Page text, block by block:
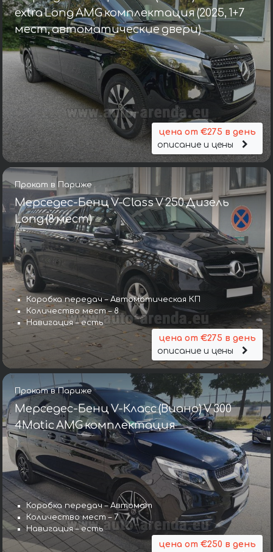
extra Long AMG комплектация (2025, 1+7
мест, автоматические двери)
цена от €275 в день
описание и цены
Прокат в Париже
Мерседес-Бенц V-Class V 250 Дизель
Long (8 мест)
Коробка передач – Автоматическая КП
Количество мест – 8
Навигация – есть
цена от €275 в день
описание и цены
Прокат в Париже
Мерседес-Бенц V-Класс (Виано) V 300
4Matic AMG комплектация
Коробка передач – Автомат
Количество мест – 7
Навигация – есть
цена от €250 в день